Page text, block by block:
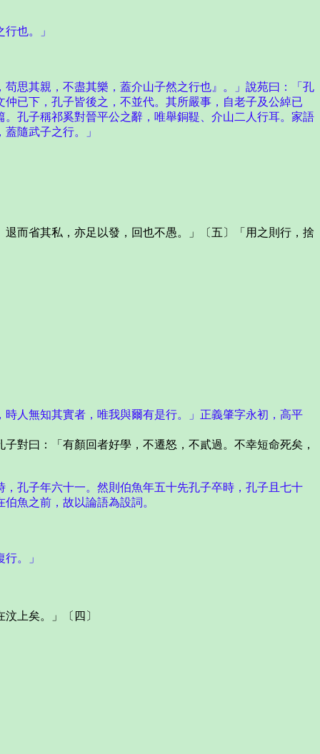
也。」
思其親，不盡其樂，蓋介山子然之行也』。」說苑曰：「孔
已下，孔子皆後之，不並代。其所嚴事，自老子及公綽已
孔子稱祁奚對晉平公之辭，唯舉銅鞮、介山二人行耳。家語
隨武子之行。」
而省其私，亦足以發，回也不愚。」〔五〕「用之則行，捨
人無知其實者，唯我與爾有是行。」正義肇字永初，高平
曰：「有顏回者好學，不遷怒，不貳過。不幸短命死矣，
孔子年六十一。然則伯魚年五十先孔子卒時，孔子且七十
魚之前，故以論語為設詞。
。」
上矣。」〔四〕